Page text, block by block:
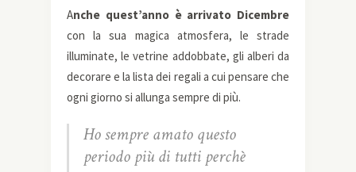
Anche quest’anno è arrivato Dicembre
con la sua magica atmosfera, le strade
illuminate, le vetrine addobbate, gli alberi da
decorare e la lista dei regali a cui pensare che
ogni giorno si allunga sempre di più.
Ho sempre amato questo
periodo più di tutti perchè